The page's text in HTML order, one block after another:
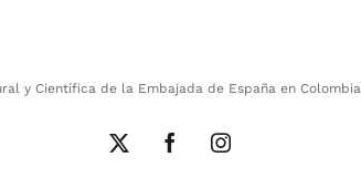
y Científica de la Embajada de España en Colombia
X FacebookInstagram